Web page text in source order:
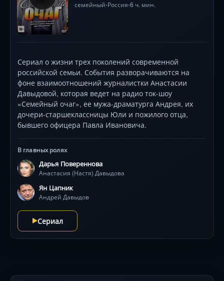
семейный•Россия• 6 ч. мин.
Сериал о жизни трех поколений современной
российской семьи. События разворачиваются на
фоне взаимоотношений журналистки Анастасии
Давыдовой, которая ведет на радио ток-шоу
«Семейный очаг», ее мужа-драматурга Андрея, их
дочери-старшеклассницы Юли и пожилого отца,
бывшего офицера Павла Ивановича.
В главных ролях
Дарья Повереннова
Анастасия (Настя) Давыдова
Ян Цапник
Андрей Давыдов
Сериал